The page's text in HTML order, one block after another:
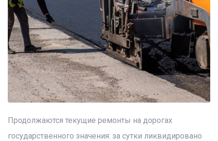
Продолжаются текущие ремонты на дорогах
государственного значения: за сутки ликвидировано